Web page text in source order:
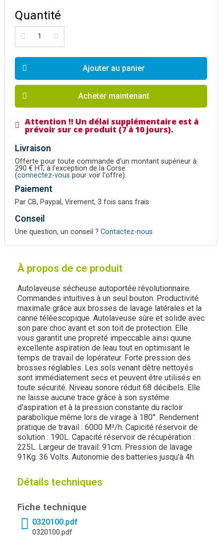
Quantité
Ajouter au panier
Acheter maintenant
Attention !! Un délai supplémentaire est à
prévoir sur ce produit (7 à 10 jours).
Livraison
Offerte pour toute commande d'un montant supérieur à
290 € HT, à l'exception de la Corse.
(connectez-vous pour voir l'offre).
Paiement
Par CB, Paypal, Virement, 3 fois sans frais
Conseil
Une question, un conseil ? Contactez-nous
À propos de ce produit
Autolaveuse sécheuse autoportée révolutionnaire.
Commandes intuitives à un seul bouton. Productivité
maximale grâce aux brosses de lavage latérales et la
canne téléescopique. Autolaveuse sûre et solide avec
son pare choc avant et son toit de protection. Elle
vous garantit une propreté impeccable ainsi quune
excellente aspiration de leau tout en optimisant le
temps de travail de lopérateur. Forte pression des
brosses réglables. Les sols venant dêtre nettoyés
sont immédiatement secs et peuvent être utilisés en
toute sécurité. Niveau sonore réduit 68 décibels. Elle
ne laisse aucune trace grâce à son systéme
d'aspiration et à la pression constante du racloir
parabolique même lors de virage à 180°. Rendement
pratique de travail : 6000 M²/h. Capicité réservoir de
solution : 190L. Capacité réservoir de récupération :
225L. Largeur de travail: 91cm. Pression de lavage
91Kg. 36 Volts. Autonomie des batteries jusqu'à 4h.
Détails techniques
Fiche technique
0320100.pdf
0320100.pdf